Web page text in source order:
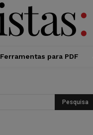
Ferramentas para PDF